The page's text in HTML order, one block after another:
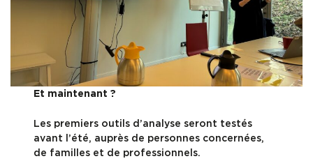
Et maintenant ?
Les premiers outils d’analyse seront testés
avant l’été, auprès de personnes concernées,
de familles et de professionnels.